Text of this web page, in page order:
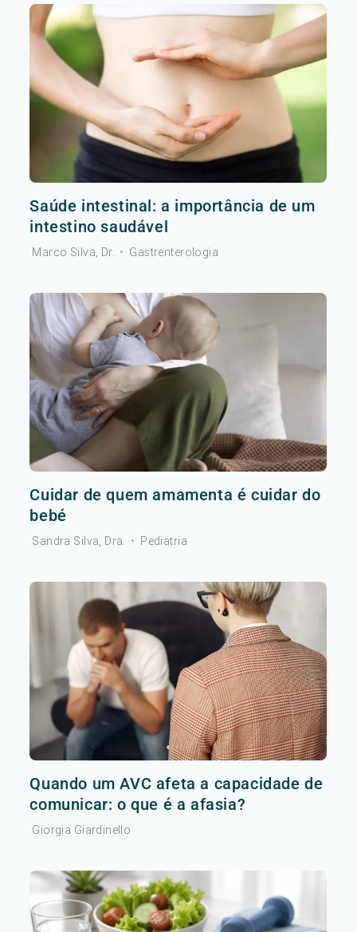
Saúde intestinal: a importância de um
intestino saudável
Marco Silva, Dr. • Gastrenterologia
Cuidar de quem amamenta é cuidar do
bebé
Sandra Silva, Dra. • Pediatria
Quando um AVC afeta a capacidade de
comunicar: o que é a afasia?
Giorgia Giardinello